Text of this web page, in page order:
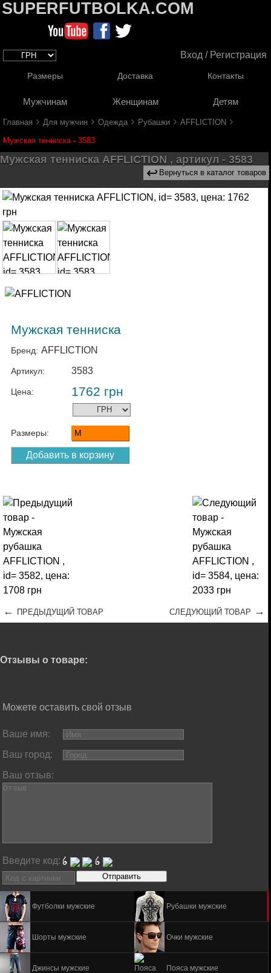
SUPERFUTBOLKA.COM
Вход / Регистрация
Размеры Доставка Контакты
Мужчинам Женщинам Детям
Главная › Для мужчин › Одежда › Рубашки › AFFLICTION ›
Мужская тенниска - 3583
Футболки мужские Рубашки мужские
Шорты мужские Очки мужские
Джинсы мужские Пояса мужские
Мужская тенниска AFFLICTION , артикул - 3583
↩ Вернуться в каталог товаров
Мужская тенниска
Бренд: AFFLICTION
Артикул: 3583
Цена: 1762 грн
Размеры: M
← ПРЕДЫДУЩИЙ ТОВАР СЛЕДУЮЩИЙ ТОВАР →
Отзывы о товаре:
Можете оставить свой отзыв
Ваше имя:
Ваш город:
Ваш отзыв:
Введите код: